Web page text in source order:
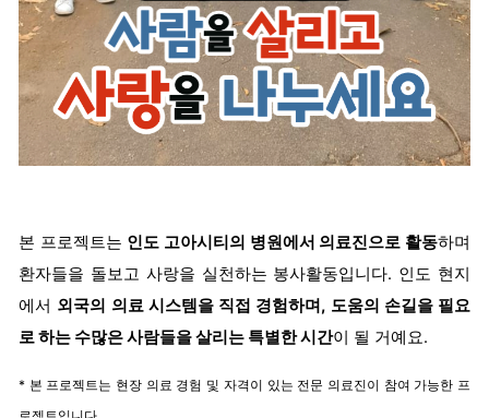
본 프로젝트는 인도 고아시티의 병원에서 의료진으로 활동하며
환자들을 돌보고 사랑을 실천하는 봉사활동입니다. 인도 현지
에서 외국의 의료 시스템을 직접 경험하며, 도움의 손길을 필요
로 하는 수많은 사람들을 살리는 특별한 시간이 될 거예요.
* 본 프로젝트는 현장 의료 경험 및 자격이 있는 전문 의료진이 참여 가능한 프